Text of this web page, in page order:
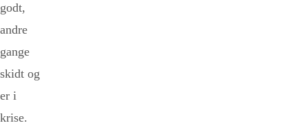
godt,
andre
gange
skidt og
er i
krise.